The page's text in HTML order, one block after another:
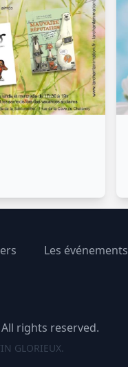
Les événements
rights reserved.
GLORIEUX.